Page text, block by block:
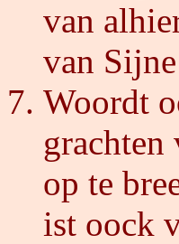
van
van
Woordt
op te
ist oock